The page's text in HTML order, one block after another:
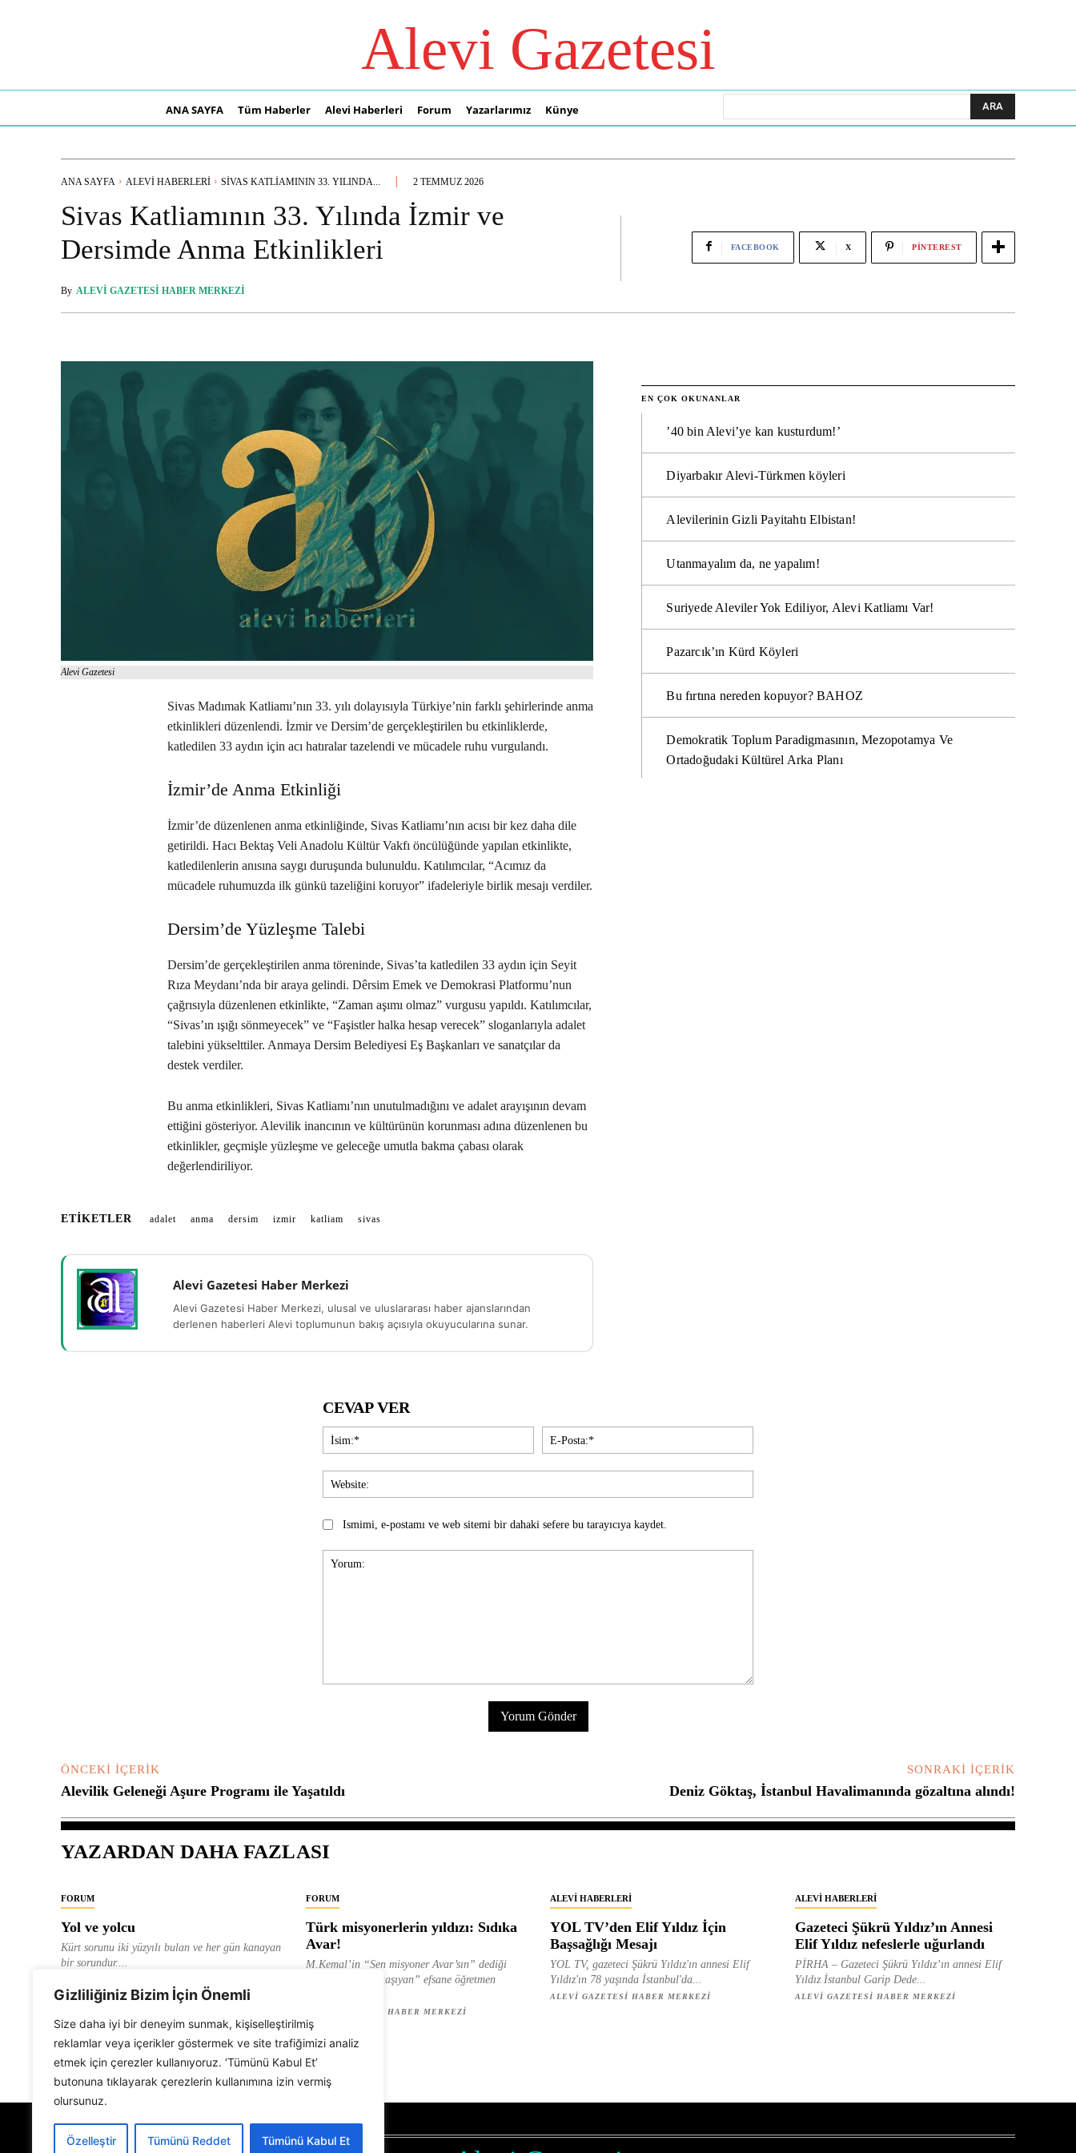
Gizliliğiniz Bizim İçin Önemli
Size daha iyi bir deneyim sunmak, kişiselleştirilmiş
reklamlar veya içerikler göstermek ve site trafiğimizi analiz
etmek için çerezler kullanıyoruz. ‘Tümünü Kabul Et’
butonuna tıklayarak çerezlerin kullanımına izin vermiş
olursunuz.
Özelleştir Tümünü Reddet Tümünü Kabul Et
Alevi Gazetesi
ANA SAYFA Tüm Haberler Alevi Haberleri Forum Yazarlarımız Künye ARA
ANA SAYFA ALEVI HABERLERI SIVAS KATLIAMININ 33. YILINDA... 2 TEMMUZ 2026
Sivas Katliamının 33. Yılında İzmir ve
Dersimde Anma Etkinlikleri
By ALEVI GAZETESI HABER MERKEZI
FACEBOOK X PINTEREST
Alevi Gazetesi
Sivas Madımak Katliamı’nın 33. yılı dolayısıyla Türkiye’nin farklı şehirlerinde anma
etkinlikleri düzenlendi. İzmir ve Dersim’de gerçekleştirilen bu etkinliklerde,
katledilen 33 aydın için acı hatıralar tazelendi ve mücadele ruhu vurgulandı.
İzmir’de Anma Etkinliği
İzmir’de düzenlenen anma etkinliğinde, Sivas Katliamı’nın acısı bir kez daha dile
getirildi. Hacı Bektaş Veli Anadolu Kültür Vakfı öncülüğünde yapılan etkinlikte,
katledilenlerin anısına saygı duruşunda bulunuldu. Katılımcılar, “Acımız da
mücadele ruhumuzda ilk günkü tazeliğini koruyor” ifadeleriyle birlik mesajı verdiler.
Dersim’de Yüzleşme Talebi
Dersim’de gerçekleştirilen anma töreninde, Sivas’ta katledilen 33 aydın için Seyit
Rıza Meydanı’nda bir araya gelindi. Dêrsim Emek ve Demokrasi Platformu’nun
çağrısıyla düzenlenen etkinlikte, “Zaman aşımı olmaz” vurgusu yapıldı. Katılımcılar,
“Sivas’ın ışığı sönmeyecek” ve “Faşistler halka hesap verecek” sloganlarıyla adalet
talebini yükselttiler. Anmaya Dersim Belediyesi Eş Başkanları ve sanatçılar da
destek verdiler.
Bu anma etkinlikleri, Sivas Katliamı’nın unutulmadığını ve adalet arayışının devam
ettiğini gösteriyor. Alevilik inancının ve kültürünün korunması adına düzenlenen bu
etkinlikler, geçmişle yüzleşme ve geleceğe umutla bakma çabası olarak
değerlendiriliyor.
ETIKETLER adalet anma dersim izmir katliam sivas
Alevi Gazetesi Haber Merkezi
Alevi Gazetesi Haber Merkezi, ulusal ve uluslararası haber ajanslarından
derlenen haberleri Alevi toplumunun bakış açısıyla okuyucularına sunar.
EN ÇOK OKUNANLAR
’40 bin Alevi’ye kan kusturdum!’
Diyarbakır Alevi-Türkmen köyleri
Alevilerinin Gizli Payitahtı Elbistan!
Utanmayalım da, ne yapalım!
Suriyede Aleviler Yok Ediliyor, Alevi Katliamı Var!
Pazarcık’ın Kürd Köyleri
Bu fırtına nereden kopuyor? BAHOZ
Demokratik Toplum Paradigmasının, Mezopotamya Ve
Ortadoğudaki Kültürel Arka Planı
CEVAP VER
İsim:*
Posta:*
Ismimi, e-postamı ve web sitemi bir dahaki sefere bu tarayıcıya kaydet.
ÖNCEKI İÇERIK
Alevilik Geleneği Aşure Programı ile Yaşatıldı
SONRAKI İÇERIK
Deniz Göktaş, İstanbul Havalimanında gözaltına alındı!
YAZARDAN DAHA FAZLASI
FORUM
Yol ve yolcu
Kürt sorunu iki yüzyılı bulan ve her gün kanayan
bir sorundur....
FORUM
Türk misyonerlerin yıldızı: Sıdıka
Avar!
M.Kemal’in “Sen misyoner Avar’sın” dediği
ve “dağlara ışık taşıyan” efsane öğretmen
ALEVI GAZETESI HABER MERKEZI
ALEVI HABERLERI
YOL TV’den Elif Yıldız İçin
Başsağlığı Mesajı
YOL TV, gazeteci Şükrü Yıldız'ın annesi Elif
Yıldız'ın 78 yaşında İstanbul'da...
ALEVI GAZETESI HABER MERKEZI
ALEVI HABERLERI
Gazeteci Şükrü Yıldız’ın Annesi
Elif Yıldız nefeslerle uğurlandı
PİRHA – Gazeteci Şükrü Yıldız’ın annesi Elif
Yıldız İstanbul Garip Dede...
ALEVI GAZETESI HABER MERKEZI